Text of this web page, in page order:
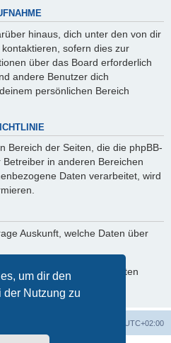
um dir den
der Nutzung zu
hinaus, dich unter den von dir
sofern dies zur
über das Board erforderlich
andere Benutzer dich
persönlichen Bereich
Bereich der Seiten, die die phpBB-
in anderen Bereichen
Daten verarbeitet, wird
Auskunft, welche Daten über
bzw. Sperrung deiner Daten
den Betreiber.
UTC+02:00